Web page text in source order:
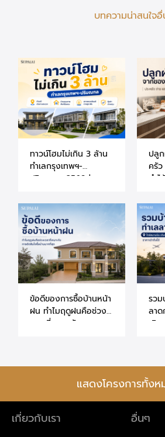
บทความน่าสนใจ
ทาวน์โฮมไม่เกิน 3 ล้าน
ทำเลกรุงเทพฯ-
ปริมณฑล 2569 |
ปลูก
ครัว
ทำไ
ข้อดีของการซื้อบ้านหน้า
ฝน ทำไมฤดูฝนคือช่วง
เวลาที่เหมาะกับการ
รวม
ลาด
เดิ
แสดงโครงการทั้งห
เกี่ยวกับเรา อื่นๆ